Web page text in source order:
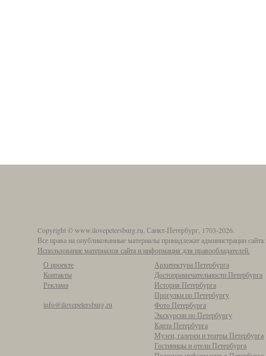
Copyright © www.ilovepetersburg.ru, Санкт-Петербург, 1703-2026.
Все права на опубликованные материалы принадлежат администрации
Использование материалов сайта и информация для правообладателей.
О проекте
Контакты
Реклама
info@ilovepetersburg.ru
Архитектура Петербурга
Достопримечательности Петербурга
История Петербурга
Прогулки по Петербургу
Фото Петербурга
Экскурсии по Петербургу
Карта Петербурга
Музеи, галереи и театры Петербурга
Гостиницы и отели Петербурга